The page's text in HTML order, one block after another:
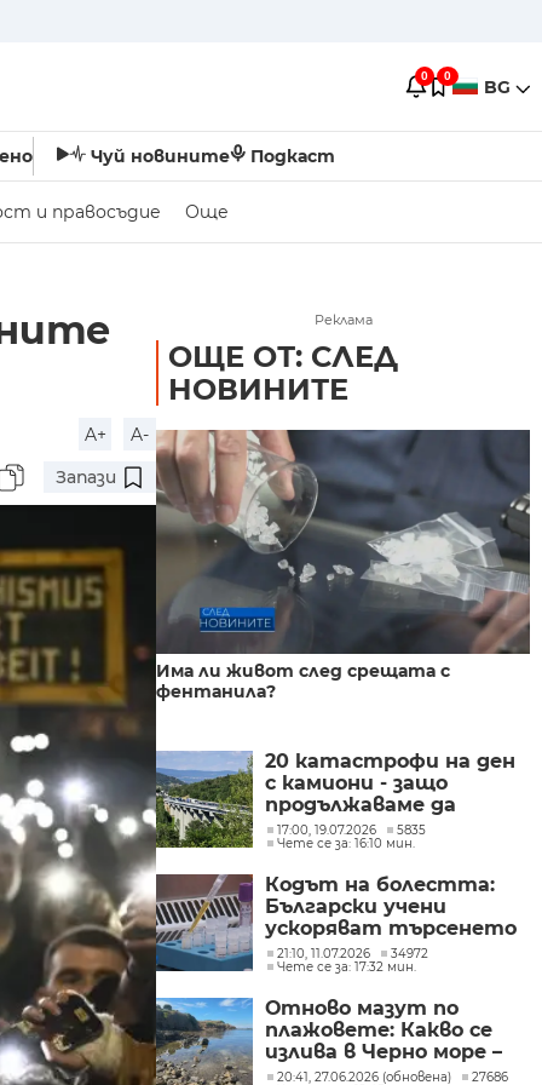
0 0 BG
Чуй новините Подкаст
и правосъдие Още
A+
A-
Запази
Реклама
ОЩЕ ОТ: СЛЕД
НОВИНИТЕ
Има ли живот след срещата с
фентанила?
20 катастрофи на ден
с камиони - защо
продължаваме да
товарим
магистралите вместо
железниците?
17:00, 19.07.2026
5835
Чете се за: 16:10 мин.
Кодът на болестта:
Български учени
ускоряват търсенето
на лечение за
наследствени
невродегенеративни
заболявания
21:10, 11.07.2026
34972
Чете се за: 17:32 мин.
Отново мазут по
плажовете: Какво се
излива в Черно море –
анализ на пробите
20:41, 27.06.2026 (обновена)
27686